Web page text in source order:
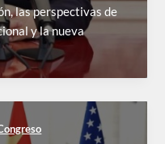
las perspectivas de
y la nueva